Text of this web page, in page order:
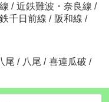
/ 近鉄難波・奈良線 /
千日前線 / 阪和線 /
尾 / 八尾 / 喜連瓜破 /